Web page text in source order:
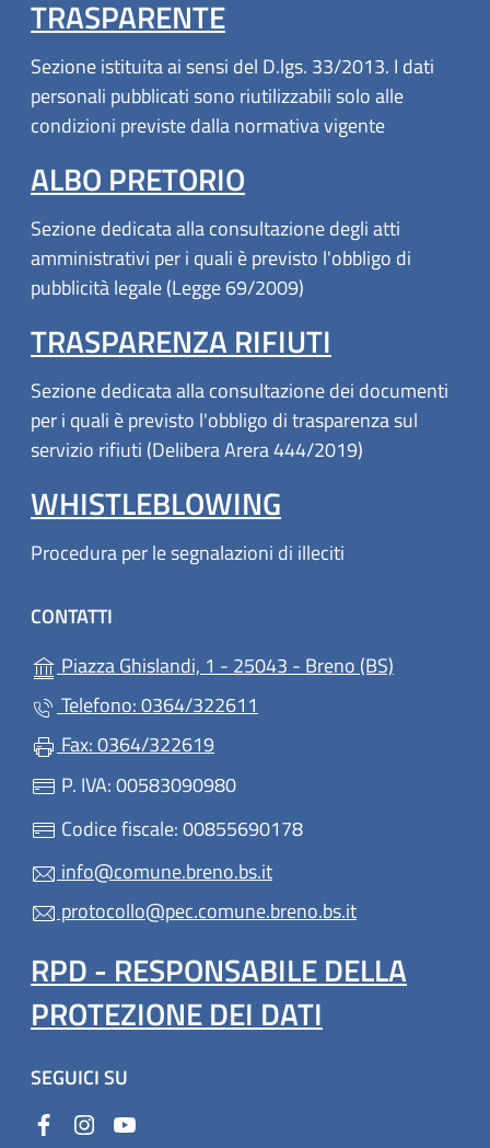
TRASPARENTE
Sezione istituita ai sensi del D.lgs. 33/2013. I dati
personali pubblicati sono riutilizzabili solo alle
condizioni previste dalla normativa vigente
ALBO PRETORIO
Sezione dedicata alla consultazione degli atti
amministrativi per i quali è previsto l'obbligo di
pubblicità legale (Legge 69/2009)
TRASPARENZA RIFIUTI
Sezione dedicata alla consultazione dei documenti
per i quali è previsto l'obbligo di trasparenza sul
servizio rifiuti (Delibera Arera 444/2019)
WHISTLEBLOWING
Procedura per le segnalazioni di illeciti
CONTATTI
Piazza Ghislandi, 1 - 25043 - Breno (BS)
Telefono: 0364/322611
Fax: 0364/322619
P. IVA: 00583090980
Codice fiscale: 00855690178
info@comune.breno.bs.it
protocollo@pec.comune.breno.bs.it
RPD - RESPONSABILE DELLA
PROTEZIONE DEI DATI
SEGUICI SU